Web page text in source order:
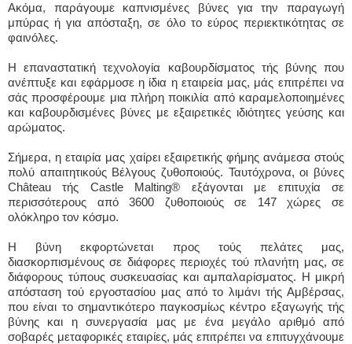
Ακόμα, παράγουμε καπνισμένες βύνες για την παραγωγή
μπύρας ή για απόσταξη, σε όλο το εύρος περιεκτικότητας σε
φαινόλες.
Η επαναστατική τεχνολογία καβουρδίσματος τής βύνης που
ανέπτυξε και εφάρμοσε η ίδια η εταιρεία μας, μάς επιτρέπει να
σάς προσφέρουμε μια πλήρη ποικιλία από καραμελοποιημένες
και καβουρδισμένες βύνες με εξαιρετικές ιδιότητες γεύσης και
αρώματος.
Σήμερα, η εταιρία μας χαίρει εξαιρετικής φήμης ανάμεσα στούς
πολύ απαιτητικούς Βέλγους ζυθοποιούς. Ταυτόχρονα, οι βύνες
Château τής Castle Malting® εξάγονται με επιτυχία σε
περισσότερους από 3600 ζυθοποιούς σε 147 χώρες σε
ολόκληρο τον κόσμο.
Η βύνη εκφορτώνεται προς τούς πελάτες μας,
διασκορπισμένους σε διάφορες περιοχές τού πλανήτη μας, σε
διάφορους τύπους συσκευασίας και αμπαλαρίσματος. Η μικρή
απόσταση τού εργοστασίου μας από το λιμάνι τής Αμβέρσας,
που είναι το σημαντικότερο παγκοσμίως κέντρο εξαγωγής τής
βύνης και η συνεργασία μας με ένα μεγάλο αριθμό από
σοβαρές μεταφορικές εταιρίες, μάς επιτρέπει να επιτυγχάνουμε